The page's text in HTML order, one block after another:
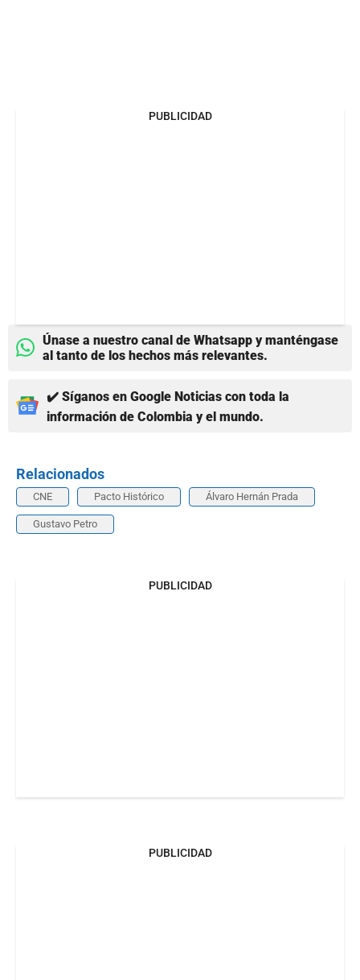
PUBLICIDAD
Únase a nuestro canal de Whatsapp y manténgase
al tanto de los hechos más relevantes.
✔️ Síganos en Google Noticias con toda la
información de Colombia y el mundo.
Relacionados
CNE Pacto Histórico Álvaro Hernán Prada
Gustavo Petro
PUBLICIDAD
PUBLICIDAD